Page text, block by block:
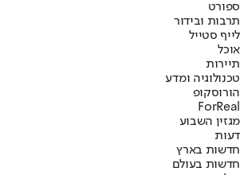
ספורט
תרבות ובידור
לייף סטייל
אוכל
תיירות
טכנולוגיה ומדע
הורוסקופ
ForReal
מגזין השבוע
דעות
חדשות בארץ
חדשות בעולם